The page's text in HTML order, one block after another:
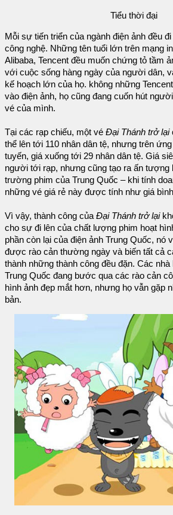
Tiểu thời đại
Mỗi sự tiến triển của ngành điện ảnh đều
công nghệ. Những tên tuổi lớn trên mạng
Alibaba, Tencent đều muốn chứng tỏ tầm
với cuộc sống hàng ngày của người dân,
kế hoạch lớn của họ. không những
vào điện ảnh, họ cũng đang cuốn hút
vé của mình.
Tại các rạp chiếu, một vé Đại Thánh trở lại
thể lên tới 110 nhân dân tệ, nhưng trên
tuyến, giá xuống tới 29 nhân dân tệ. Giá
người tới rạp, nhưng cũng tạo ra ấn tượng
trường phim của Trung Quốc – khi tính
những vé giá rẻ này được tính như giá
Vì vậy, thành công của Đại Thánh trở lại
cho sự đi lên của chất lượng phim hoạt
phần còn lại của điện ảnh Trung Quốc, nó
được rào cản thường ngày và biến tất cả
thành những thành công đều đặn. Các
Trung Quốc đang bước qua các rào cản
hình ảnh đẹp mắt hơn, nhưng họ vẫn gặp
bản.